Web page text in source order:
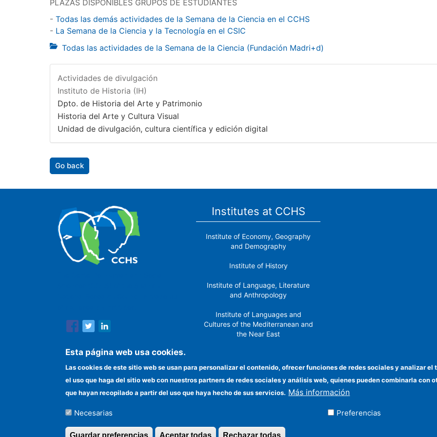
PLAZAS DISPONIBLES GRUPOS DE ESTUDIANTES
- Todas las demás actividades de la Semana de la Ciencia en el CCHS
- La Semana de la Ciencia y la Tecnología en el CSIC
Todas las actividades de la Semana de la Ciencia (Fundación Madri+d)
Actividades de divulgación
Instituto de Historia (IH)
Dpto. de Historia del Arte y Patrimonio
Historia del Arte y Cultura Visual
Unidad de divulgación, cultura científica y edición digital
Go back
Institutes at CCHS
Institute of Economy, Geography
and Demography
Institute of History
Institute of Language, Literature
and Anthropology
Institute of Languages ​​and
Cultures of the Mediterranean and
the Near East
Institute of Public Policies and
Goods
©Copyright 2026 Todos los derechos reservados
Esta página web usa cookies.
Las cookies de este sitio web se usan para personalizar el contenido, ofrecer funciones de redes sociales y analizar
el uso que haga del sitio web con nuestros partners de redes sociales y análisis web, quienes pueden combinarla con
que hayan recopilado a partir del uso que haya hecho de sus servicios. Más información
Necesarias Preferencias
Guardar preferencias Rechazar todas
Aceptar todas